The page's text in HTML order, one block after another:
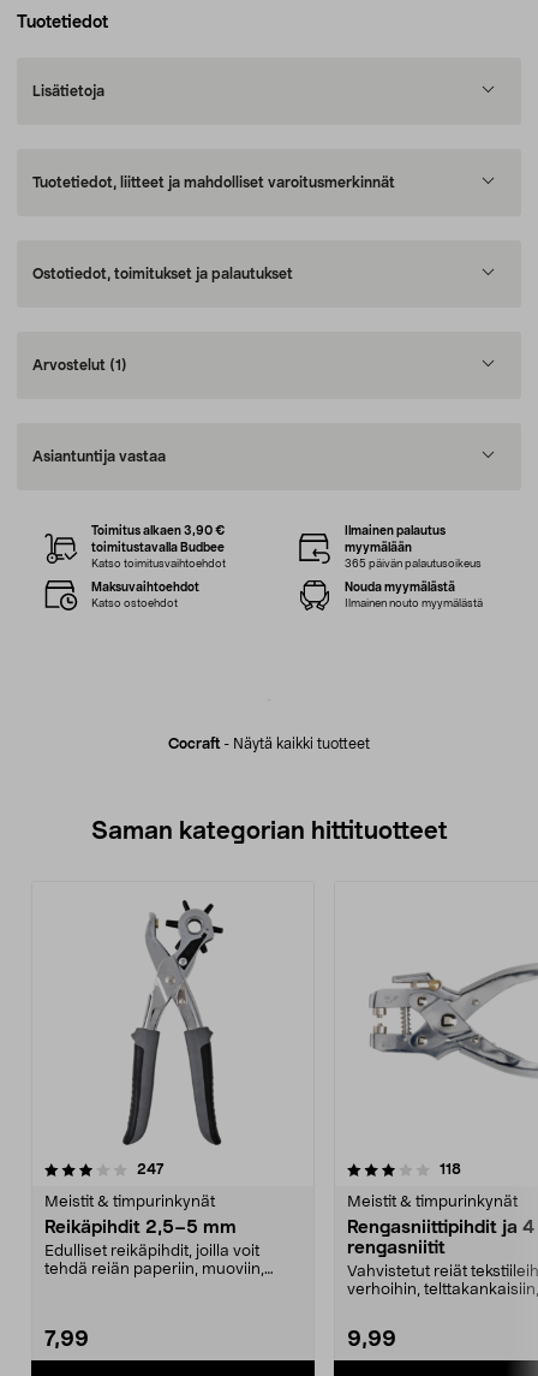
Tuotetiedot
Lisätietoja
Tuotetiedot, liitteet ja mahdolliset varoitusmerkinnät
Ostotiedot, toimitukset ja palautukset
Arvostelut (1)
Asiantuntija vastaa
Cocraft - Näytä kaikki tuotteet
Toimitus alkaen 3,90 €
toimitustavalla Budbee
Katso toimitusvaihtoehdot
Ilmainen palautus
myymälään
365 päivän palautusoikeus
Maksuvaihtoehdot
Katso ostoehdot
Nouda myymälästä
Ilmainen nouto myymälästä
Saman kategorian hittituotteet
247arvostelut
Meistit & timpurinkynät
Reikäpihdit 2,5–5 mm
Edulliset reikäpihdit, joilla voit
tehdä reiän paperiin, muoviin,
7,99
3.5 viidestä
118arvostelut
Meistit & timpurinkynät
Rengasniittipihdit ja
rengasniitit
Vahvistetut reiät
verhoihin, telttakankaisiin,
9,99
4.5 viidestä